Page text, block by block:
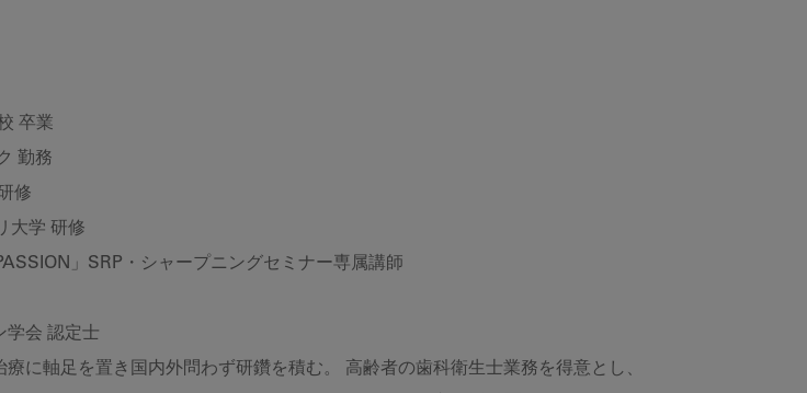
卒業
勤務
修
大学 研修
」SRP・シャープニングセミナー専属講師
学会 認定士
に軸足を置き国内外問わず研鑽を積む。 高齢者の歯科衛生士業務を得意とし、